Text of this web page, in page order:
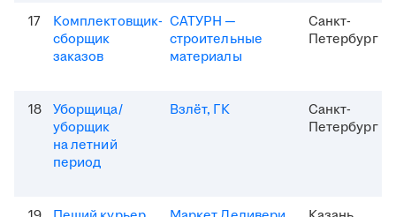
17
Комплектовщик-
сборщик
заказов
САТУРН —
строительные
материалы
Санкт-
Петербург
18
Уборщица/
уборщик
на летний
период
Взлёт, ГК
Санкт-
Петербург